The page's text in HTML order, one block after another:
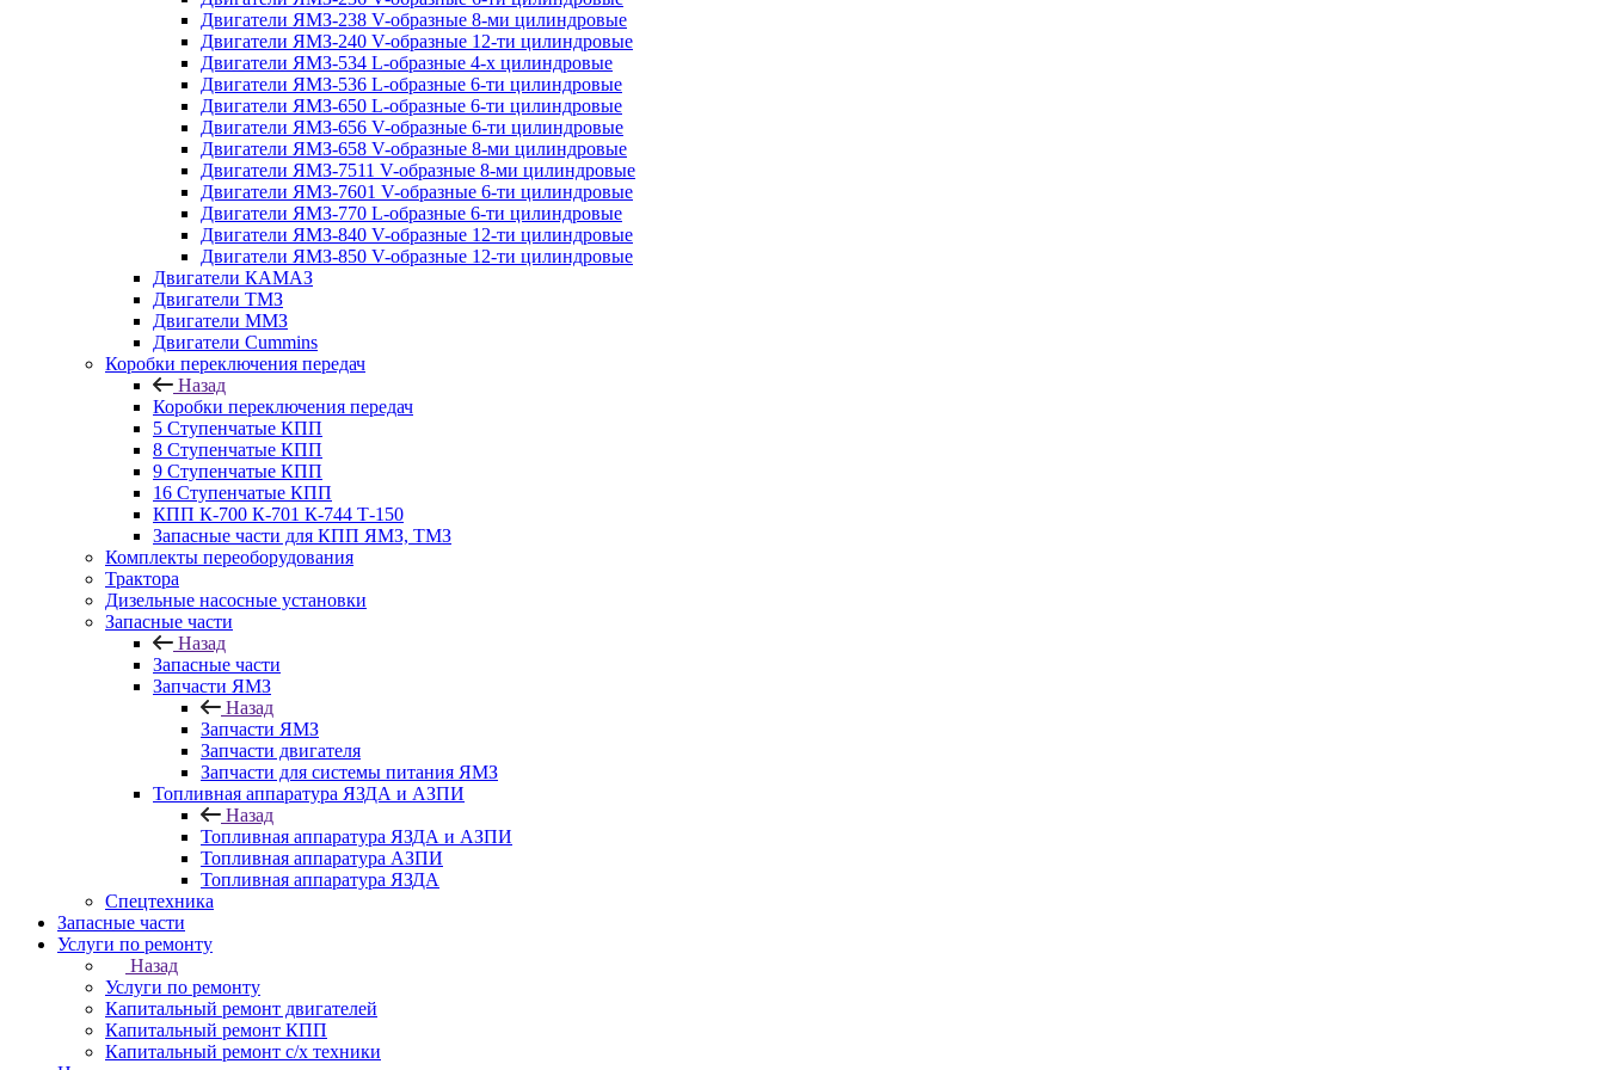
Двигатели ЯМЗ-238 V-образные 8-ми цилиндровые
Двигатели ЯМЗ-240 V-образные 12-ти цилиндровые
Двигатели ЯМЗ-534 L-образные 4-х цилиндровые
Двигатели ЯМЗ-536 L-образные 6-ти цилиндровые
Двигатели ЯМЗ-650 L-образные 6-ти цилиндровые
Двигатели ЯМЗ-656 V-образные 6-ти цилиндровые
Двигатели ЯМЗ-658 V-образные 8-ми цилиндровые
Двигатели ЯМЗ-7511 V-образные 8-ми цилиндровые
Двигатели ЯМЗ-7601 V-образные 6-ти цилиндровые
Двигатели ЯМЗ-770 L-образные 6-ти цилиндровые
Двигатели ЯМЗ-840 V-образные 12-ти цилиндровые
Двигатели ЯМЗ-850 V-образные 12-ти цилиндровые
Двигатели КАМАЗ
Двигатели ТМЗ
Двигатели ММЗ
Двигатели Cummins
Коробки переключения передач
Назад
Коробки переключения передач
5 Ступенчатые КПП
8 Ступенчатые КПП
9 Ступенчатые КПП
16 Ступенчатые КПП
КПП К-700 К-701 К-744 Т-150
Запасные части для КПП ЯМЗ, ТМЗ
Комплекты переоборудования
Трактора
Дизельные насосные установки
Запасные части
Назад
Запасные части
Запчасти ЯМЗ
Назад
Запчасти ЯМЗ
Запчасти двигателя
Запчасти для системы питания ЯМЗ
Топливная аппаратура ЯЗДА и АЗПИ
Назад
Топливная аппаратура ЯЗДА и АЗПИ
Топливная аппаратура АЗПИ
Топливная аппаратура ЯЗДА
Спецтехника
Запасные части
Услуги по ремонту
Назад
Услуги по ремонту
Капитальный ремонт двигателей
Капитальный ремонт КПП
Капитальный ремонт с/х техники